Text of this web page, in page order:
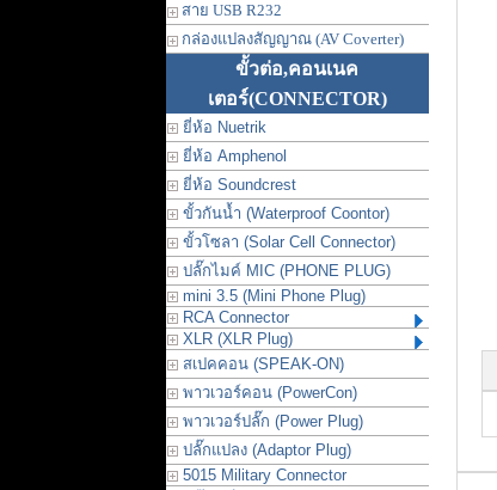
สาย USB R232
กล่องแปลงสัญญาณ (AV Coverter)
ขั้วต่อ,คอนเนค
เตอร์(CONNECTOR)
ยี่ห้อ Nuetrik
ยี่ห้อ Amphenol
ยี่ห้อ Soundcrest
ขั้วกันน้ำ (Waterproof Coontor)
ขั้วโซลา (Solar Cell Connector)
ปลั๊กไมค์ MIC (PHONE PLUG)
mini 3.5 (Mini Phone Plug)
RCA Connector
XLR (XLR Plug)
สเปคคอน (SPEAK-ON)
พาวเวอร์คอน (PowerCon)
พาวเวอร์ปลั๊ก (Power Plug)
ปลั๊กแปลง (Adaptor Plug)
5015 Military Connector